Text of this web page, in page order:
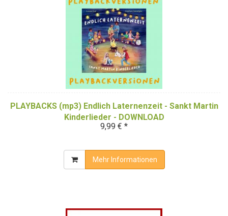
PLAYBACKS (mp3) Endlich Laternenzeit - Sankt Martin
Kinderlieder - DOWNLOAD
9,99 € *
Mehr Informationen